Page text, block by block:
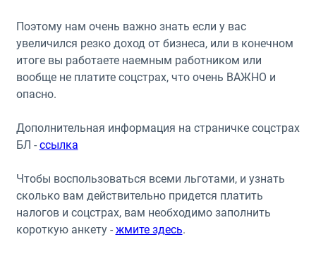
Поэтому нам очень важно знать если у вас
увеличился резко доход от бизнеса, или в конечном
итоге вы работаете наемным работником или
вообще не платите соцстрах, что очень ВАЖНО и
опасно.
Дополнительная информация на страничке соцстрах
БЛ - ссылка
Чтобы воспользоваться всеми льготами, и узнать
сколько вам действительно придется платить
налогов и соцстрах, вам необходимо заполнить
короткую анкету - жмите здесь.